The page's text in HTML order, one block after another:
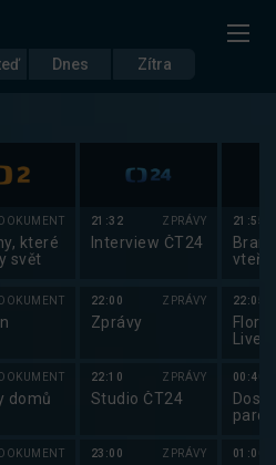
Dnes Zítra
DOKUMENT
které
svět
DOKUMENT
DOKUMENT
domů
DOKUMENT
21:32 ZPRÁVY
Interview ČT24
22:00 ZPRÁVY
Zprávy
22:10 ZPRÁVY
Studio ČT24
23:00 ZPRÁVY
21:55
22:05
00:40
01:00